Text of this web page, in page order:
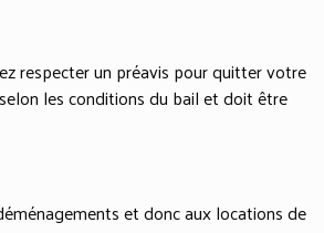
respecter un préavis pour quitter votre
les conditions du bail et doit être
et donc aux locations de